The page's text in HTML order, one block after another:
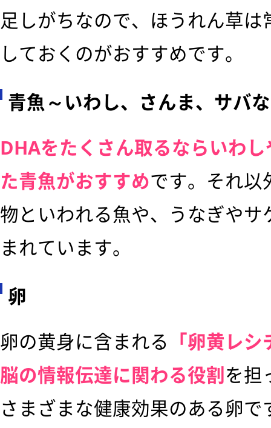
足しがちなので、ほうれん草
しておくのがおすすめです。
青魚～いわし、さんま、サバ
DHAをたくさん取るならいわ
た青魚がおすすめです。それ以
物といわれる魚や、うなぎや
まれています。
卵
卵の黄身に含まれる 「卵黄レ
脳の情報伝達に関わる役割を担
さまざまな健康効果のある卵